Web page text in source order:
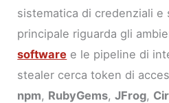
sistematica di credenziali
principale riguarda gli
software e le pipeline di
stealer cerca token di
npm, RubyGems,JFrog,